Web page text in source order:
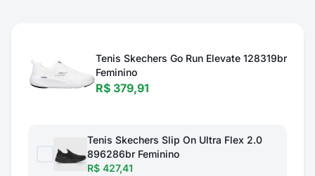
Tenis Skechers Go Run Elevate 128319br
Feminino
R$ 379,91
Tenis Skechers Slip On Ultra Flex 2.0
896286br Feminino
R$ 427,41